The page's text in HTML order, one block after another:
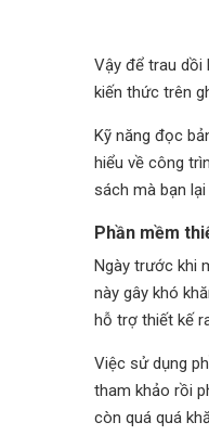
Vậy để trau dồi
kiến thức trên
Kỹ năng đọc
hiểu về công
sách mà bạn
Phần mềm
Ngày trước khi
này gây khó
hỗ trợ thiết kế
Việc sử dụng
tham khảo rồi
còn quá quá